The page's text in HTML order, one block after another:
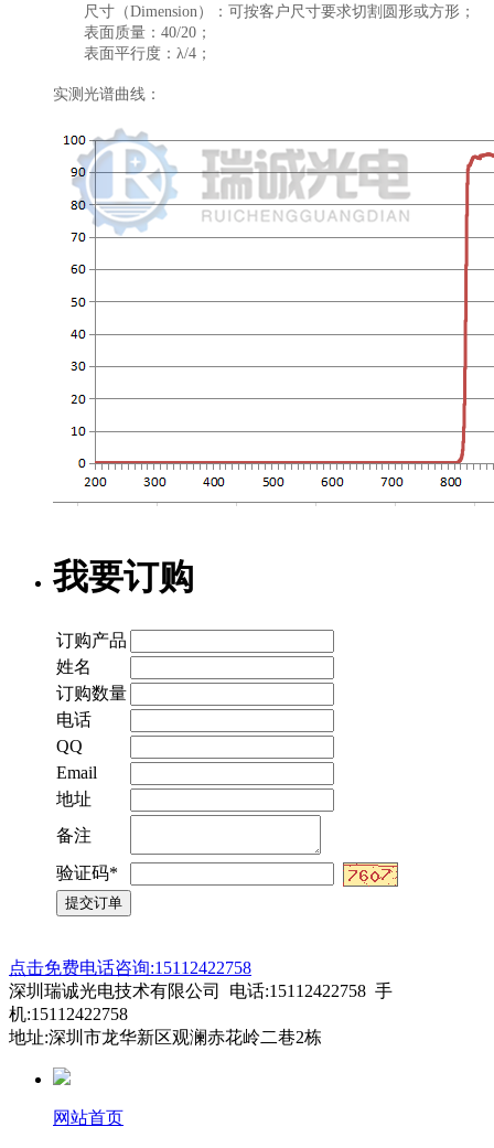
尺寸（Dimension）：可按客户尺寸要求切割圆形或方形；
表面质量：40/20；
表面平行度：λ/4；
实测光谱曲线：
我要订购
订购产品
姓名
订购数量
电话
QQ
Email
地址
备注
验证码*
点击免费电话咨询:15112422758
深圳瑞诚光电技术有限公司 电话:15112422758 手
机:15112422758
地址:深圳市龙华新区观澜赤花岭二巷2栋
网站首页